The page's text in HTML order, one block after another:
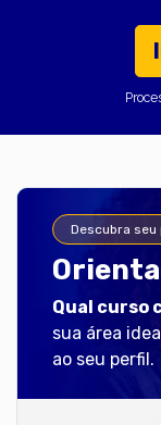
Descubra seu
Qual curso
sua área
ao seu perfil.